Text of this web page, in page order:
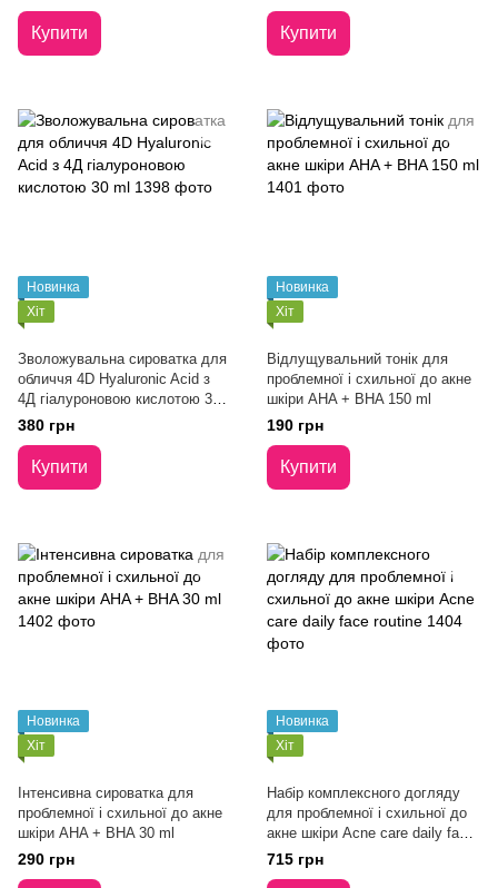
Купити Купити
Новинка
Хіт
Зволожувальна сироватка для
обличчя 4D Hyaluronic Acid з
4Д гіалуроновою кислотою 30
ml
380 грн
Купити
Новинка
Хіт
Відлущувальний тонік для
проблемної і схильної до акне
шкіри AHA + BHA 150 ml
190 грн
Купити
Новинка
Хіт
Інтенсивна сироватка для
проблемної і схильної до акне
шкіри AHA + BHA 30 ml
290 грн
Новинка
Хіт
Набір комплексного догляду
для проблемної і схильної до
акне шкіри Acne care daily face
routine
715 грн